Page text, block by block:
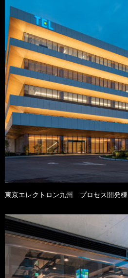
東京エレクトロン九州 プロセス開発棟